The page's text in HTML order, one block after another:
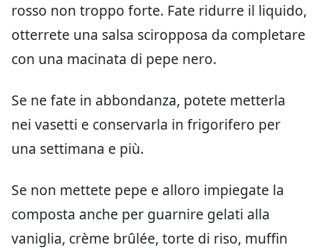
rosso non troppo forte. Fate ridurre il liquido,
otterrete una salsa sciropposa da completare
con una macinata di pepe nero.
Se ne fate in abbondanza, potete metterla
nei vasetti e conservarla in frigorifero per
una settimana e più.
Se non mettete pepe e alloro impiegate la
composta anche per guarnire gelati alla
vaniglia, crème brûlée, torte di riso, muffin